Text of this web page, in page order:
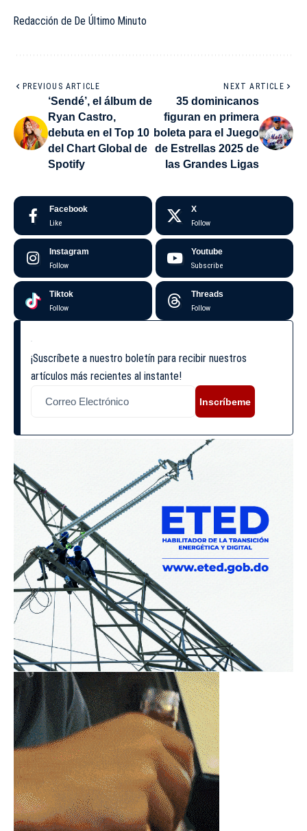
Redacción de De Último Minuto
PREVIOUS ARTICLE
‘Sendé’, el álbum de
Ryan Castro,
debuta en el Top 10
del Chart Global de
Spotify
NEXT ARTICLE
35 dominicanos
figuran en primera
boleta para el Juego
de Estrellas 2025 de
las Grandes Ligas
Facebook
Like
X
Follow
Instagram
Follow
Youtube
Subscribe
Tiktok
Follow
Threads
Follow
¡Suscríbete a nuestro boletín para recibir nuestros
artículos más recientes al instante!
Inscríbeme